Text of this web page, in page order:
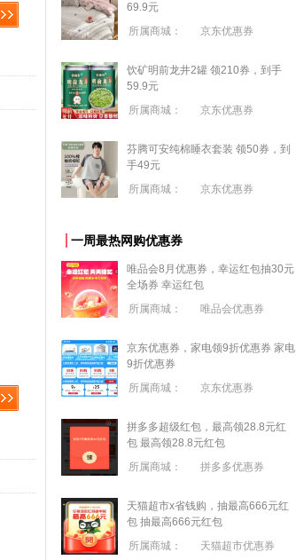
69.9元
所属商城：
京东优惠券
饮矿明前龙井2罐 领210券，到手
59.9元
所属商城：
京东优惠券
芬腾可安纯棉睡衣套装 领50券，到
手49元
所属商城：
京东优惠券
一周最热网购优惠券
唯品会8月优惠券，幸运红包抽30元
全场券 幸运红包
所属商城：
唯品会优惠券
京东优惠券，家电领9折优惠券 家电
9折优惠券
所属商城：
京东优惠券
拼多多超级红包，最高领28.8元红
包 最高领28.8元红包
所属商城：
拼多多优惠券
天猫超市x省钱购，抽最高666元红
包 抽最高666元红包
所属商城：
天猫超市优惠券